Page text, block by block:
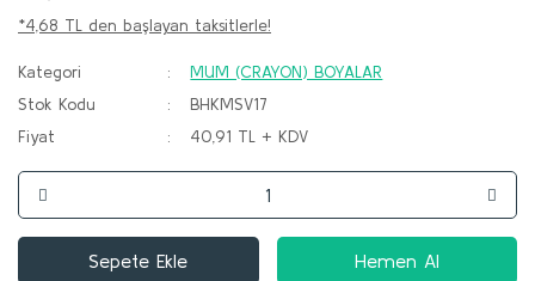
*4,68 TL den başlayan taksitlerle!
Kategori
MUM (CRAYON) BOYALAR
Stok Kodu
BHKMSV17
Fiyat
40,91 TL + KDV
Sepete Ekle Hemen Al